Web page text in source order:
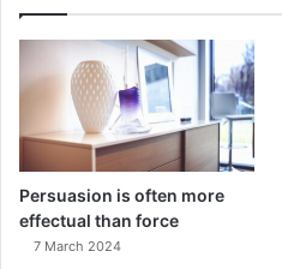
Persuasion is often more
effectual than force
7 March 2024